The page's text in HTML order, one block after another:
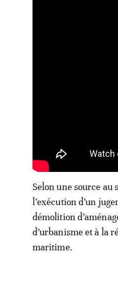
Selon une source
l’exécution d’un
démolition
d’urbanisme et à la
maritime.